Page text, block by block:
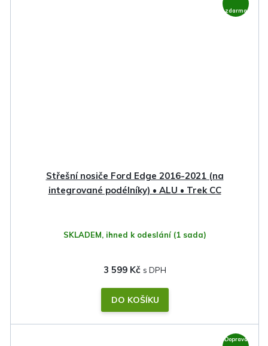
zdarma
Střešní nosiče Ford Edge 2016-2021 (na
integrované podélníky) • ALU • Trek CC
SKLADEM, ihned k odeslání (1 sada)
3 599 Kč
DO KOŠÍKU
Doprava